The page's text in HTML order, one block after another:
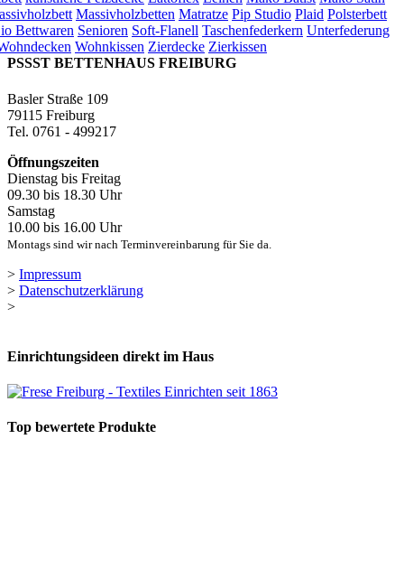
Massivholzbetten Matratze Pip Studio Plaid Polsterbett
Bettwaren Senioren Soft-Flanell Taschenfederkern Unterfederung
Wohnkissen Zierdecke Zierkissen
PSSST BETTENHAUS FREIBURG
Basler Straße 109
79115 Freiburg
Tel. 0761 - 499217
Öffnungszeiten
Dienstag bis Freitag
09.30 bis 18.30 Uhr
Samstag
10.00 bis 16.00 Uhr
Montags sind wir nach Terminvereinbarung für Sie da.
> Impressum
> Datenschutzerklärung
>
Einrichtungsideen direkt im Haus
Top bewertete Produkte